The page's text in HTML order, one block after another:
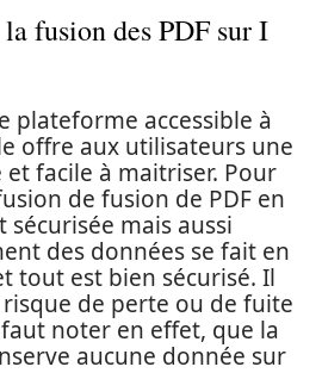
fusion des PDF sur I
plateforme accessible à
offre aux utilisateurs une
facile à maitriser. Pour
de fusion de PDF en
sécurisée mais aussi
des données se fait en
tout est bien sécurisé. Il
risque de perte ou de fuite
noter en effet, que la
aucune donnée sur